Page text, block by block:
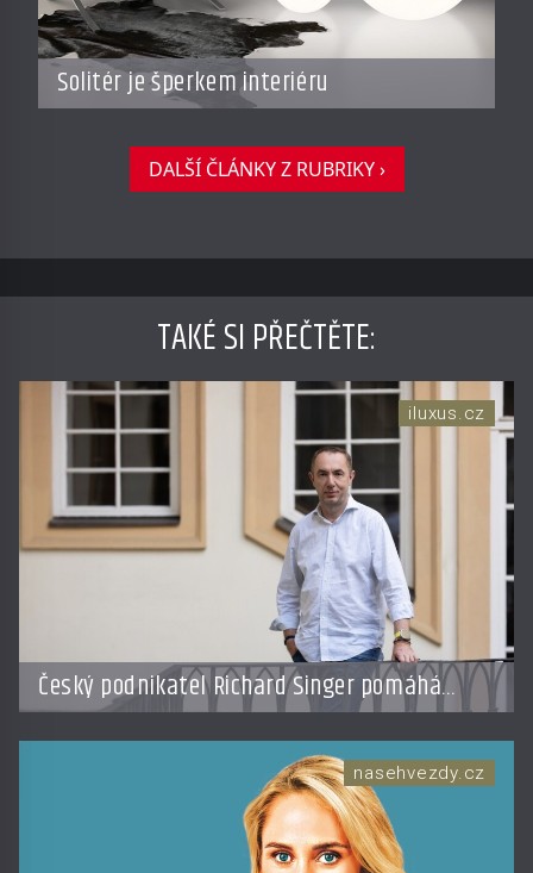
Solitér je šperkem interiéru
DALŠÍ ČLÁNKY Z RUBRIKY ›
TAKÉ SI PŘEČTĚTE:
Český podnikatel Richard Singer pomáhá
přenést bhútánský koncept hrubého
národního štěstí do světa byznysu
iluxus.cz
nasehvezdy.cz